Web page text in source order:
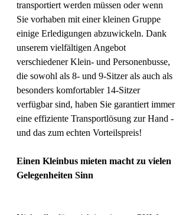
transportiert werden müssen oder wenn
Sie vorhaben mit einer kleinen Gruppe
einige Erledigungen abzuwickeln. Dank
unserem vielfältigen Angebot
verschiedener Klein- und Personenbusse,
die sowohl als 8- und 9-Sitzer als auch als
besonders komfortabler 14-Sitzer
verfügbar sind, haben Sie garantiert immer
eine effiziente Transportlösung zur Hand -
und das zum echten Vorteilspreis!
Einen Kleinbus mieten macht zu vielen
Gelegenheiten Sinn